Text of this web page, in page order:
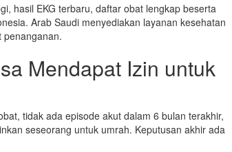
hasil EKG terbaru, daftar obat lengkap beserta
Arab Saudi menyediakan layanan kesehatan
penanganan.
Mendapat Izin untuk
tidak ada episode akut dalam 6 bulan terakhir,
seseorang untuk umrah. Keputusan akhir ada